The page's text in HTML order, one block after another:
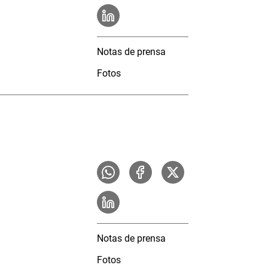
Notas de prensa
Fotos
Notas de prensa
Fotos